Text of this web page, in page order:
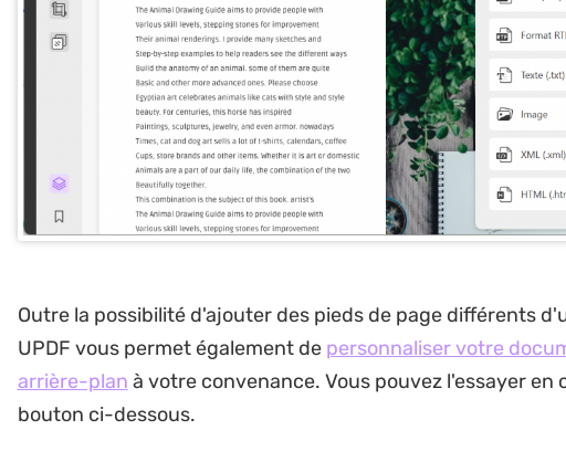
Outre la possibilité d'ajouter des pieds de page différents
UPDF vous permet également de personnaliser votre
arrière-plan à votre convenance. Vous pouvez l'essayer en
bouton ci-dessous.